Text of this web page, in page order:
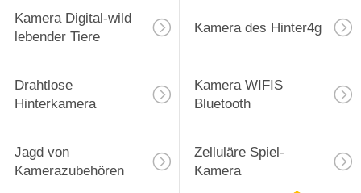
Kamera Digital-wild
lebender Tiere
Kamera des Hinter4g
Drahtlose
Hinterkamera
Kamera WIFIS
Bluetooth
Jagd von
Kamerazubehören
Zelluläre Spiel-
Kamera